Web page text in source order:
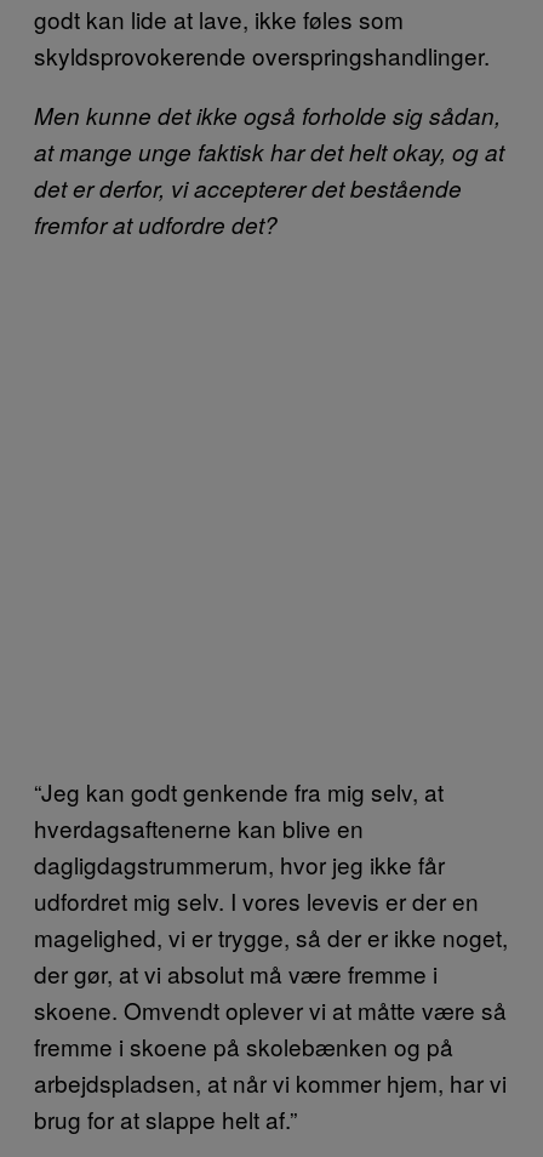
godt kan lide at lave, ikke føles som
skyldsprovokerende overspringshandlinger.
Men kunne det ikke også forholde sig sådan,
at mange unge faktisk har det helt okay, og at
det er derfor, vi accepterer det bestående
fremfor at udfordre det?
“Jeg kan godt genkende fra mig selv, at
hverdagsaftenerne kan blive en
dagligdagstrummerum, hvor jeg ikke får
udfordret mig selv. I vores levevis er der en
magelighed, vi er trygge, så der er ikke noget,
der gør, at vi absolut må være fremme i
skoene. Omvendt oplever vi at måtte være så
fremme i skoene på skolebænken og på
arbejdspladsen, at når vi kommer hjem, har vi
brug for at slappe helt af.”